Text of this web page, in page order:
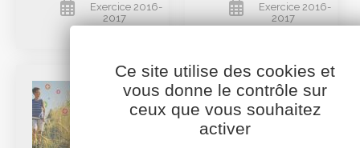
Exercice 2016-
2017
Exercice 2016-
2017
Ce site utilise des cookies et
vous donne le contrôle sur
ceux que vous souhaitez
activer